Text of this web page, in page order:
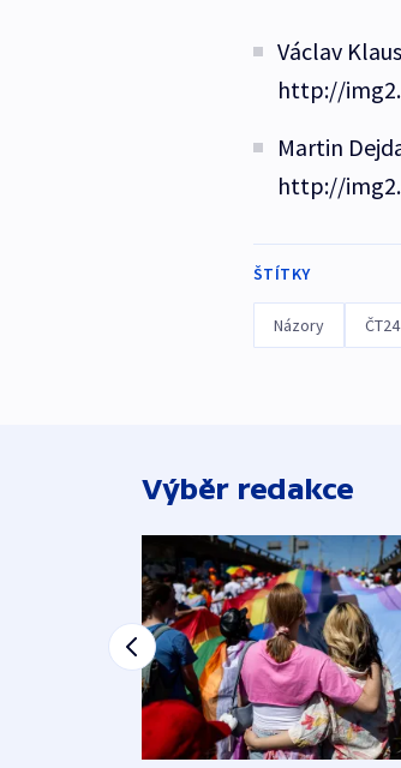
Václav
http://
Martin
http://
ŠTÍTKY
Názory ČT24
Výběr redakce